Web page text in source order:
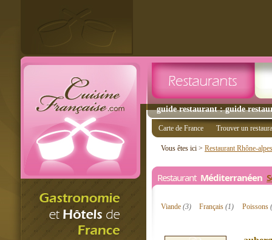
guide restaurant : guide
Carte de France Trouver un
Vous êtes ici > Restaurant Rhône-alpes
Restaurant Méditerranéen
Viande (3) Français(1) Poissons